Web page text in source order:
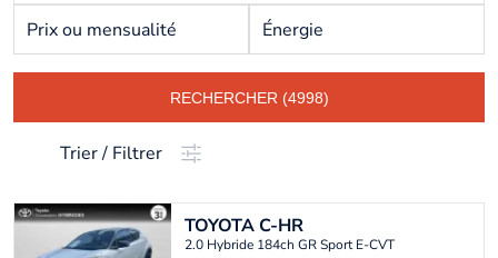
Prix ou mensualité Énergie
RECHERCHER (4998)
Trier / Filtrer
TOYOTAC-HR
2.0 Hybride 184ch GR Sport E-CVT